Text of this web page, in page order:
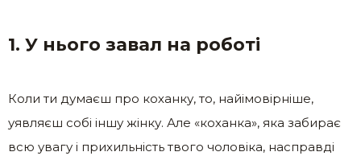
1. У нього завал на роботі
Коли ти думаєш про коханку, то, найімовірніше,
уявляєш собі іншу жінку. Але «коханка», яка забирає
всю увагу і прихильність твого чоловіка, насправді